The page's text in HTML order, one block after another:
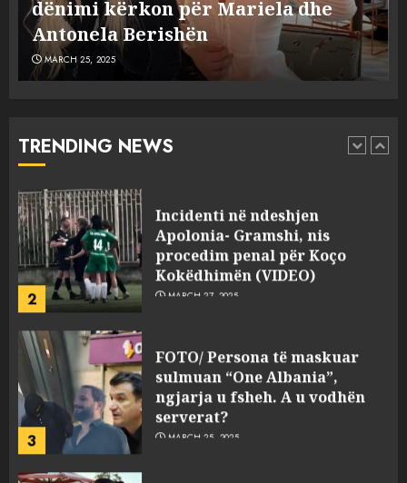
Dumanit flet për PERSONAT që e
plagosën!
MARCH 25, 2025
TRENDING NEWS
5
plagosën!
MARCH 25, 2025
1
Punonjësja e UKT akuzon
pasuri të pajustifikuar
2
Incidenti në ndeshjen
Apolonia- Gramshi, nis
procedim penal për Koço
Kokëdhimën (VIDEO)
MARCH 27, 2025
3
FOTO/ Persona të maskuar
sulmuan “One Albania”,
ngjarja u fsheh. A u vodhën
serverat?
MARCH 25, 2025